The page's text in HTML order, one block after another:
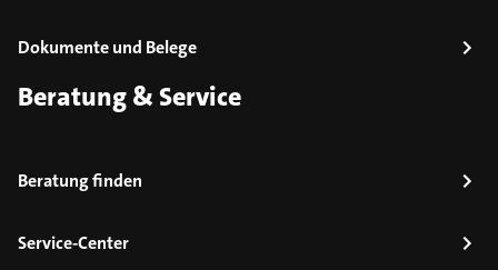
Dokumente und Belege
Beratung & Service
Beratung finden
Service-Center